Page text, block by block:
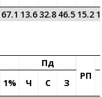
67.1 13.6 32.8 46.5 15.2
Пд
РП
1% Ч С З